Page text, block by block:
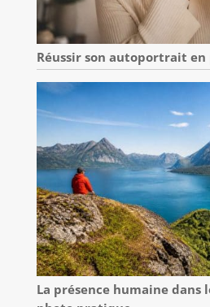
Réussir son autoportrait
La présence humaine dans